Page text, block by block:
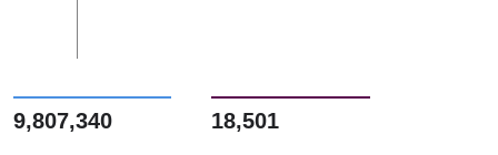
9,807,340 18,501